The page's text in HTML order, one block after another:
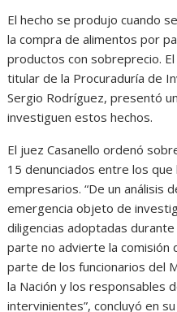
El hecho se produjo cuando
la compra de alimentos por
productos con sobreprecio.
titular de la Procuraduría de
Sergio Rodríguez, presentó
investiguen estos hechos.
El juez Casanello ordenó
15 denunciados entre los que
empresarios. “De un análisis
emergencia objeto de
diligencias adoptadas
parte no advierte la comisión
parte de los funcionarios del
la Nación y los responsables
intervinientes”, concluyó en